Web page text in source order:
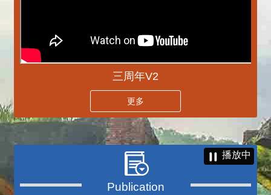
三周年V2
更多
播放中